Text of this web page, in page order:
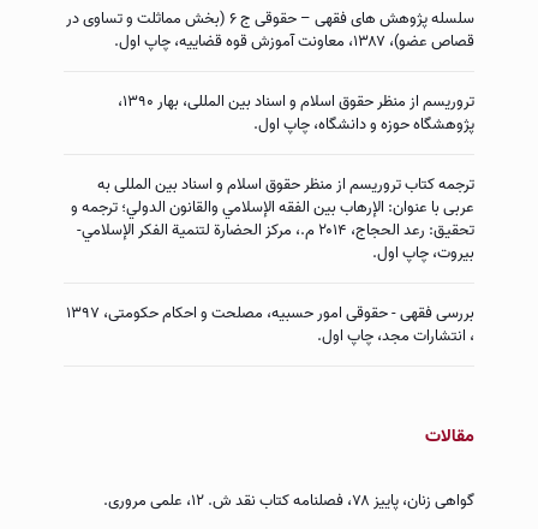
سلسله پژوهش های فقهی – حقوقی ج ۶ (بخش مماثلت و تساوی در
قصاص عضو)، ۱۳۸۷، معاونت آموزش قوه قضاییه، چاپ اول.
تروریسم از منظر حقوق اسلام و اسناد بین المللی، بهار ۱۳۹۰،
پژوهشگاه حوزه و دانشگاه، چاپ اول.
ترجمه کتاب تروریسم از منظر حقوق اسلام و اسناد بین المللی به
عربی با عنوان: الإرهاب بين الفقه الإسلامي والقانون الدولي؛ ترجمه و
تحقیق: رعد الحجاج، ۲۰۱۴ م.، مركز الحضارة لتنمية الفكر الإسلامي-
بیروت، چاپ اول.
بررسی فقهی - حقوقی امور حسبیه، مصلحت و احکام حکومتی، ۱۳۹۷
، انتشارات مجد، چاپ اول.
‌مقالات
گواهى زنان، پاییز ۷۸، فصلنامه كتاب نقد ش. ۱۲، علمی مروری.